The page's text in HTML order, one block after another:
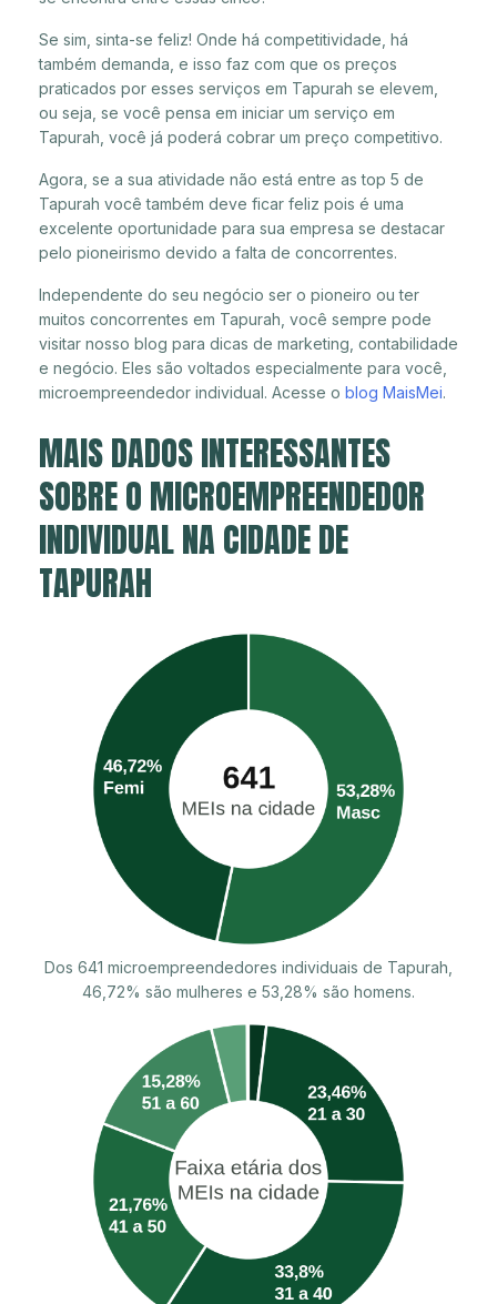
Se sim, sinta-se feliz! Onde há competitividade, há
também demanda, e isso faz com que os preços
praticados por esses serviços em Tapurah se elevem,
ou seja, se você pensa em iniciar um serviço em
Tapurah, você já poderá cobrar um preço competitivo.
Agora, se a sua atividade não está entre as top 5 de
Tapurah você também deve ficar feliz pois é uma
excelente oportunidade para sua empresa se destacar
pelo pioneirismo devido a falta de concorrentes.
Independente do seu negócio ser o pioneiro ou ter
muitos concorrentes em Tapurah, você sempre pode
visitar nosso blog para dicas de marketing, contabilidade
e negócio. Eles são voltados especialmente para você,
microempreendedor individual. Acesse o blog MaisMei.
MAIS DADOS INTERESSANTES
SOBRE O MICROEMPREENDEDOR
INDIVIDUAL NA CIDADE DE
TAPURAH
Dos 641 microempreendedores individuais de Tapurah,
46,72% são mulheres e 53,28% são homens.